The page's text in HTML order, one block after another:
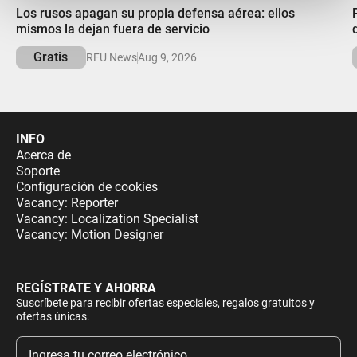
Los rusos apagan su propia defensa aérea: ellos
mismos la dejan fuera de servicio
Gratis
RFU NewsAug 9, 2026
INFO
Acerca de
Soporte
Configuración de cookies
Vacancy: Reporter
Vacancy: Localization Specialist
Vacancy: Motion Designer
REGÍSTRATE Y AHORRA
Suscríbete para recibir ofertas especiales, regalos gratuitos y
ofertas únicas.